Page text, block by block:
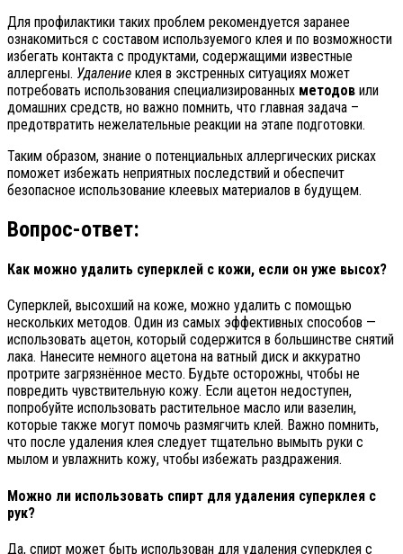
Для профилактики таких проблем рекомендуется заранее
ознакомиться с составом используемого клея и по возможности
избегать контакта с продуктами, содержащими известные
аллергены. Удаление клея в экстренных ситуациях может
потребовать использования специализированных методов или
домашних средств, но важно помнить, что главная задача –
предотвратить нежелательные реакции на этапе подготовки.
Таким образом, знание о потенциальных аллергических рисках
поможет избежать неприятных последствий и обеспечит
безопасное использование клеевых материалов в будущем.
Вопрос-ответ:
Как можно удалить суперклей с кожи, если он уже высох?
Суперклей, высохший на коже, можно удалить с помощью
нескольких методов. Один из самых эффективных способов —
использовать ацетон, который содержится в большинстве снятий
лака. Нанесите немного ацетона на ватный диск и аккуратно
протрите загрязнённое место. Будьте осторожны, чтобы не
повредить чувствительную кожу. Если ацетон недоступен,
попробуйте использовать растительное масло или вазелин,
которые также могут помочь размягчить клей. Важно помнить,
что после удаления клея следует тщательно вымыть руки с
мылом и увлажнить кожу, чтобы избежать раздражения.
Можно ли использовать спирт для удаления суперклея с
рук?
Да, спирт может быть использован для удаления суперклея с